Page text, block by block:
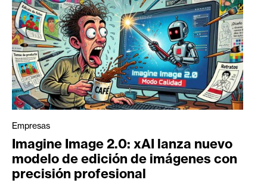
Empresas
Imagine Image 2.0: xAI lanza nuevo
modelo de edición de imágenes con
precisión profesional